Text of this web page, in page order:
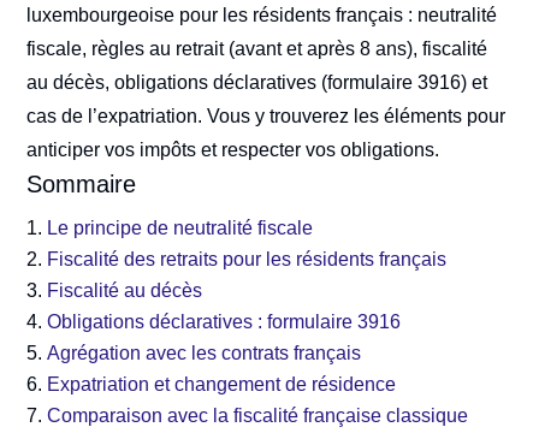
luxembourgeoise pour les résidents français : neutralité
fiscale, règles au retrait (avant et après 8 ans), fiscalité
au décès, obligations déclaratives (formulaire 3916) et
cas de l’expatriation. Vous y trouverez les éléments pour
anticiper vos impôts et respecter vos obligations.
Sommaire
Le principe de neutralité fiscale
Fiscalité des retraits pour les résidents français
Fiscalité au décès
Obligations déclaratives : formulaire 3916
Agrégation avec les contrats français
Expatriation et changement de résidence
Comparaison avec la fiscalité française classique